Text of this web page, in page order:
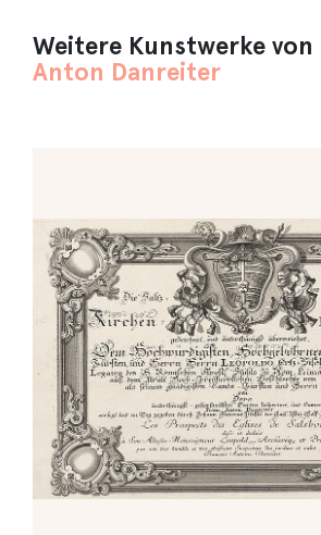
Weitere Kunstwerke von
Anton Danreiter